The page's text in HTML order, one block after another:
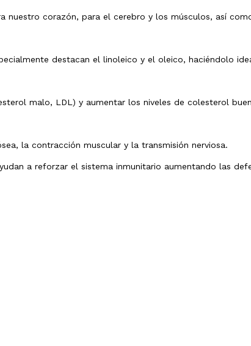
nuestro corazón, para el cerebro y los músculos, así
destacan el linoleico y el oleico, haciéndolo
malo, LDL) y aumentar los niveles de colesterol
la contracción muscular y la transmisión nerviosa.
a reforzar el sistema inmunitario aumentando las